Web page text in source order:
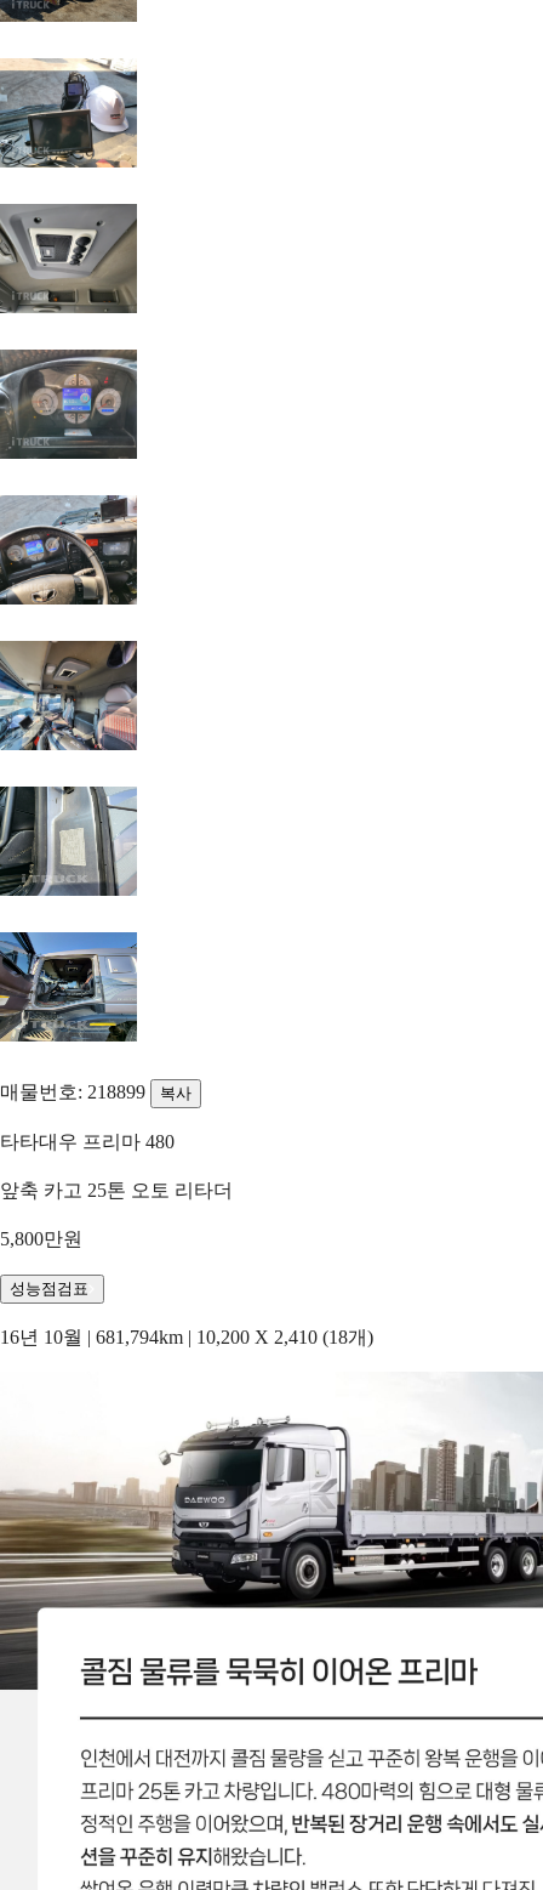
매물번호: 218899 복사
타타대우 프리마 480
앞축 카고 25톤 오토 리타더
5,800만원
성능점검표
16년 10월 | 681,794km | 10,200 X 2,410 (18개)